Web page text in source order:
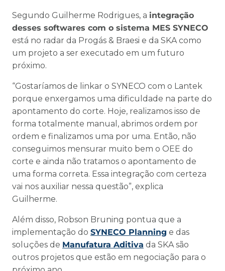
Segundo Guilherme Rodrigues, a integração
desses softwares com o sistema MES SYNECO
está no radar da Progás & Braesi e da SKA como
um projeto a ser executado em um futuro
próximo.
“Gostaríamos de linkar o SYNECO com o Lantek
porque enxergamos uma dificuldade na parte do
apontamento do corte. Hoje, realizamos isso de
forma totalmente manual, abrimos ordem por
ordem e finalizamos uma por uma. Então, não
conseguimos mensurar muito bem o OEE do
corte e ainda não tratamos o apontamento de
uma forma correta. Essa integração com certeza
vai nos auxiliar nessa questão”, explica
Guilherme.
Além disso, Robson Bruning pontua que a
implementação do SYNECO Planning e das
soluções de Manufatura Aditiva da SKA são
outros projetos que estão em negociação para o